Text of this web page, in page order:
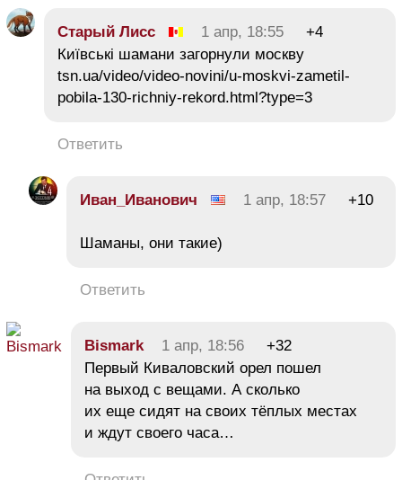
Старый Лисс 1 апр, 18:55
+4
Київські шамани загорнули москву
tsn.ua/video/video-novini/u-moskvi-zametil-
pobila-130-richniy-rekord.html?type=3
Ответить
Иван_Иванович 1 апр, 18:57 +10
Шаманы, они такие)
Ответить
Bismark 1 апр, 18:56
+32
Первый Киваловский орел пошел
на выход с вещами. А сколько
их еще сидят на своих тёплых местах
и ждут своего часа…